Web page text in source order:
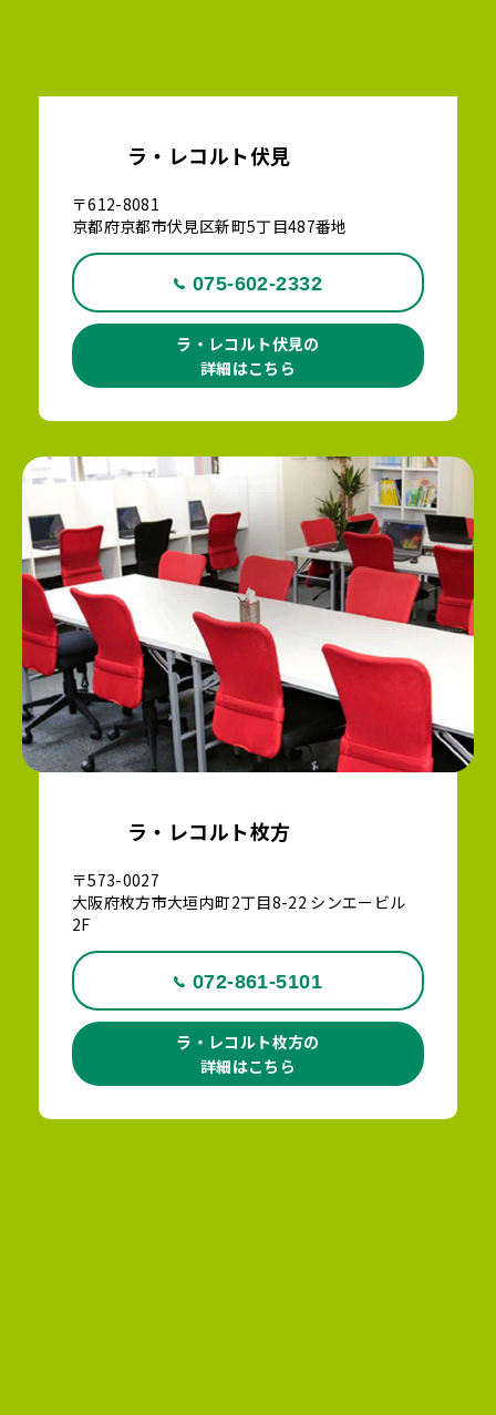
ラ・レコルト伏見
〒612-8081
京都府京都市伏見区新町5丁目487番地
075-602-2332
ラ・レコルト伏見の
詳細はこちら
ラ・レコルト枚方
〒573-0027
大阪府枚方市大垣内町2丁目8-22 シンエービル
2F
072-861-5101
ラ・レコルト枚方の
詳細はこちら